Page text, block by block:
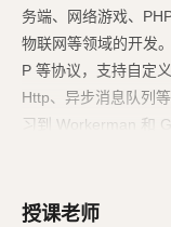
务端、网络游戏、
物联网等领域的开发
P 等协议，支持自定
Http、异步消息队列
习到 Workerman 和
会在课程中学习到 1.
善的聊天室。项目
授课老师